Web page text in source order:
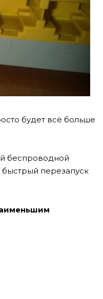
будет всё больше
беспроводной
быстрый перезапуск